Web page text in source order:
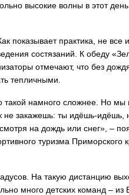
высокие волны в этот
показывает практика, не все
состязаний. К обеду
отмечают, что без
тепличными.
намного сложнее. Но мы
не закажешь: ты идёшь-идёшь,
на дождь или снег», –
туризма Приморского
На такую дистанцию
много детских команд – из